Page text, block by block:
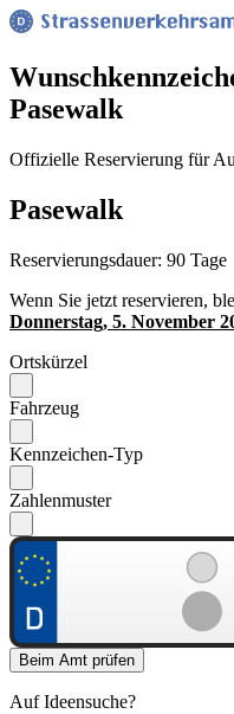
Pasewalk
Offizielle Reservierung für
Pasewalk
Reservierungsdauer: 90 Tage
Wenn Sie jetzt reservieren,
Donnerstag, 5. November
Ortskürzel
Fahrzeug
Kennzeichen-Typ
Zahlenmuster
Beim Amt prüfen
Auf Ideensuche?